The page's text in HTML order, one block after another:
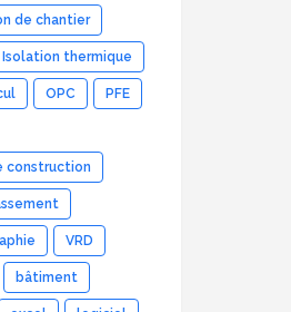
de chantier
Isolation thermique
OPC PFE
construction
VRD
bâtiment